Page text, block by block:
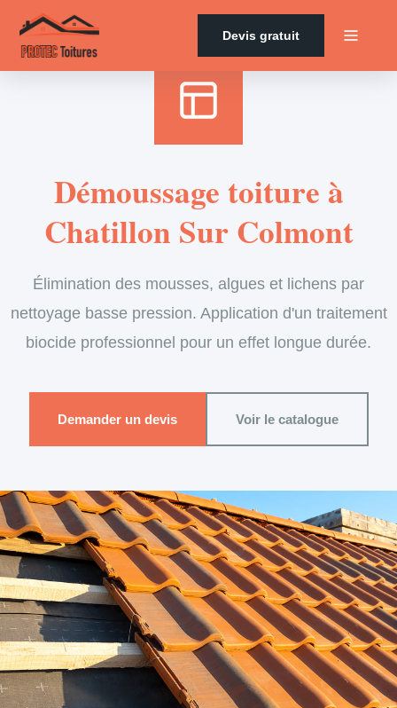
Devis gratuit
Démoussage toiture à
Chatillon Sur Colmont
Élimination des mousses, algues et lichens par
nettoyage basse pression. Application d'un traitement
biocide professionnel pour un effet longue durée.
Demander un devis Voir le catalogue